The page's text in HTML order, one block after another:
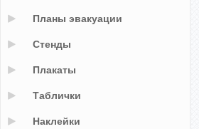
Планы эвакуации
Стенды
Плакаты
Таблички
Наклейки